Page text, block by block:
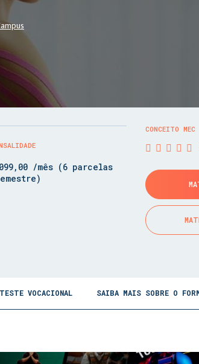
/mês (6 parcelas
CONCEITO MEC
TESTE VOCACIONAL SAIBA MAIS SOBRE O